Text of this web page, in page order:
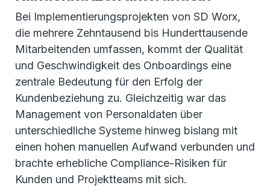
Bei Implementierungsprojekten von SD Worx,
die mehrere Zehntausend bis Hunderttausende
Mitarbeitenden umfassen, kommt der Qualität
und Geschwindigkeit des Onboardings eine
zentrale Bedeutung für den Erfolg der
Kundenbeziehung zu. Gleichzeitig war das
Management von Personaldaten über
unterschiedliche Systeme hinweg bislang mit
einen hohen manuellen Aufwand verbunden und
brachte erhebliche Compliance-Risiken für
Kunden und Projektteams mit sich.